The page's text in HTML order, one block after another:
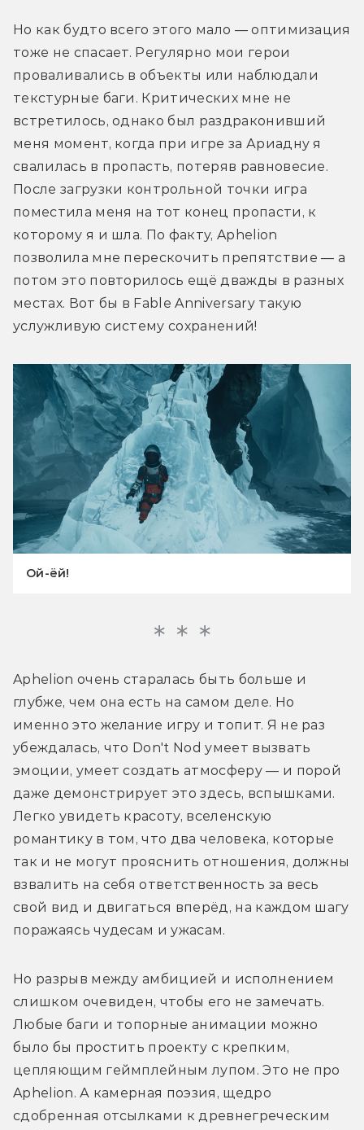
Но как будто всего этого мало — оптимизация
тоже не спасает. Регулярно мои герои
проваливались в объекты или наблюдали
текстурные баги. Критических мне не
встретилось, однако был раздраконивший
меня момент, когда при игре за Ариадну я
свалилась в пропасть, потеряв равновесие.
После загрузки контрольной точки игра
поместила меня на тот конец пропасти, к
которому я и шла. По факту, Aphelion
позволила мне перескочить препятствие — а
потом это повторилось ещё дважды в разных
местах. Вот бы в Fable Anniversary такую
услужливую систему сохранений!
Ой-ёй!
Aphelion очень старалась быть больше и
глубже, чем она есть на самом деле. Но
именно это желание игру и топит. Я не раз
убеждалась, что Don't Nod умеет вызвать
эмоции, умеет создать атмосферу — и порой
даже демонстрирует это здесь, вспышками.
Легко увидеть красоту, вселенскую
романтику в том, что два человека, которые
так и не могут прояснить отношения, должны
взвалить на себя ответственность за весь
свой вид и двигаться вперёд, на каждом шагу
поражаясь чудесам и ужасам.
Но разрыв между амбицией и исполнением
слишком очевиден, чтобы его не замечать.
Любые баги и топорные анимации можно
было бы простить проекту с крепким,
цепляющим геймплейным лупом. Это не про
Aphelion. А камерная поэзия, щедро
сдобренная отсылками к древнегреческим